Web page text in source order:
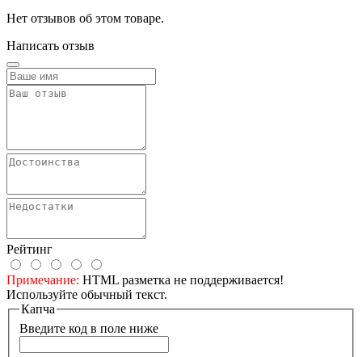
Нет отзывов об этом товаре.
Написать отзыв
Рейтинг
Примечание: HTML разметка не поддерживается!
Используйте обычный текст.
Капча
Введите код в поле ниже